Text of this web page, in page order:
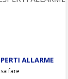
il via a una
ALLARME
fare